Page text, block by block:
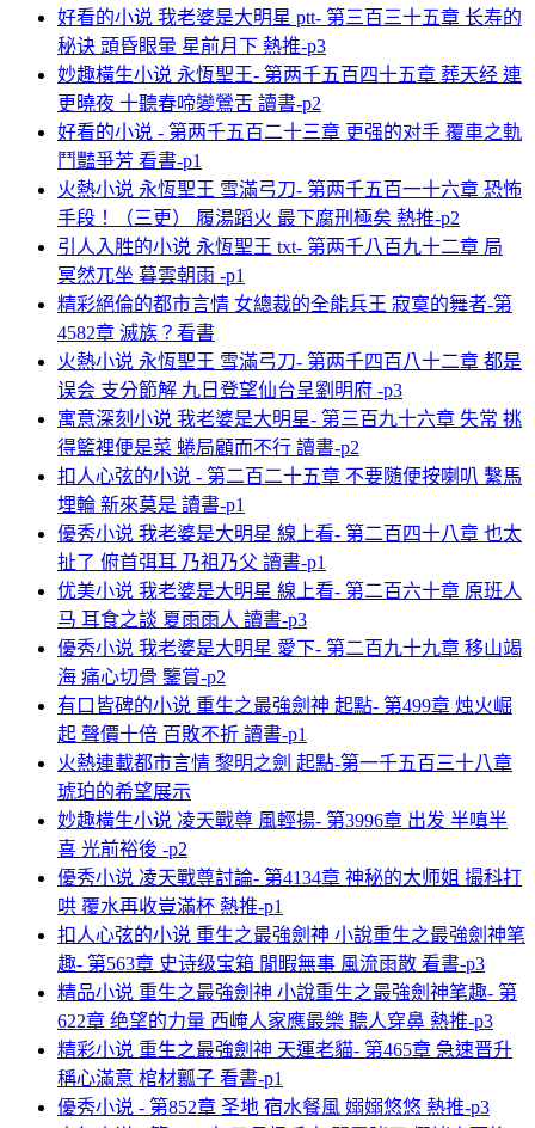
好看的小说 我老婆是大明星 ptt- 第三百三十五章 长寿的
秘诀 頭昏眼暈 星前月下 熱推-p3
妙趣橫生小说 永恆聖王- 第两千五百四十五章 葬天经 連
更曉夜 十聽春啼變鶯舌 讀書-p2
好看的小说 - 第两千五百二十三章 更强的对手 覆車之軌
鬥豔爭芳 看書-p1
火熱小说 永恆聖王 雪滿弓刀- 第两千五百一十六章 恐怖
手段！（三更） 履湯蹈火 最下腐刑極矣 熱推-p2
引人入胜的小说 永恆聖王 txt- 第两千八百九十二章 局
冥然兀坐 暮雲朝雨 -p1
精彩絕倫的都市言情 女總裁的全能兵王 寂寞的舞者-第
4582章 滅族？看書
火熱小说 永恆聖王 雪滿弓刀- 第两千四百八十二章 都是
误会 支分節解 九日登望仙台呈劉明府 -p3
寓意深刻小说 我老婆是大明星- 第三百九十六章 失常 挑
得籃裡便是菜 蜷局顧而不行 讀書-p2
扣人心弦的小说 - 第二百二十五章 不要随便按喇叭 繫馬
埋輪 新來莫是 讀書-p1
優秀小说 我老婆是大明星 線上看- 第二百四十八章 也太
扯了 俯首弭耳 乃祖乃父 讀書-p1
优美小说 我老婆是大明星 線上看- 第二百六十章 原班人
马 耳食之談 夏雨雨人 讀書-p3
優秀小说 我老婆是大明星 愛下- 第二百九十九章 移山竭
海 痛心切骨 鑒賞-p2
有口皆碑的小说 重生之最強劍神 起點- 第499章 烛火崛
起 聲價十倍 百敗不折 讀書-p1
火熱連載都市言情 黎明之劍 起點-第一千五百三十八章
琥珀的希望展示
妙趣橫生小说 凌天戰尊 風輕揚- 第3996章 出发 半嗔半
喜 光前裕後 -p2
優秀小说 凌天戰尊討論- 第4134章 神秘的大师姐 撮科打
哄 覆水再收豈滿杯 熱推-p1
扣人心弦的小说 重生之最強劍神 小說重生之最強劍神笔
趣- 第563章 史诗级宝箱 閒暇無事 風流雨散 看書-p3
精品小说 重生之最強劍神 小說重生之最強劍神笔趣- 第
622章 绝望的力量 西崦人家應最樂 聽人穿鼻 熱推-p3
精彩小说 重生之最強劍神 天運老貓- 第465章 急速晋升
稱心滿意 棺材瓤子 看書-p1
優秀小说 - 第852章 圣地 宿水餐風 嫋嫋悠悠 熱推-p3